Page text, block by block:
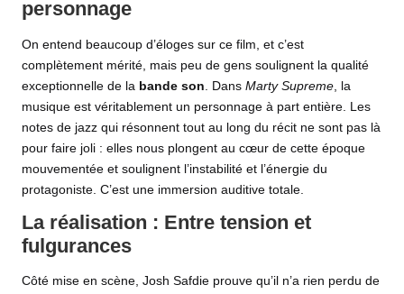
personnage
On entend beaucoup d’éloges sur ce film, et c’est
complètement mérité, mais peu de gens soulignent la qualité
exceptionnelle de la bande son . Dans Marty Supreme , la
musique est véritablement un personnage à part entière. Les
notes de jazz qui résonnent tout au long du récit ne sont pas là
pour faire joli : elles nous plongent au cœur de cette époque
mouvementée et soulignent l’instabilité et l’énergie du
protagoniste. C’est une immersion auditive totale.
La réalisation : Entre tension et
fulgurances
Côté mise en scène, Josh Safdie prouve qu’il n’a rien perdu de